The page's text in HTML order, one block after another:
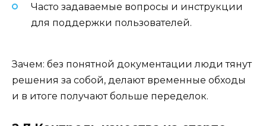
Часто задаваемые вопросы и инструкции
для поддержки пользователей.
Зачем: без понятной документации люди тянут
решения за собой, делают временные обходы
и в итоге получают больше переделок.